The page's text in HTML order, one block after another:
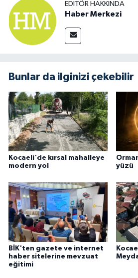
EDITÖR HAKKINDA
Haber Merkezi
Bunlar da ilginizi çekebilir
Kocaeli'de kırsal mahalleye
modern yol
yüzü
BİK'ten gazete ve internet
haber sitelerine mevzuat
eğitimi